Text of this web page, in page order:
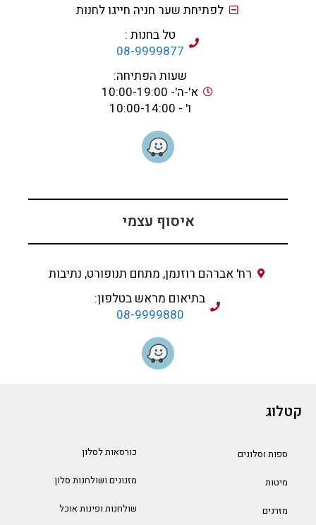
לפתיחת שער חניה חייגו לחנות
טל בחנות :
08-9999877
שעות הפתיחה:
א'-ה'- 10:00-19:00
ו' - 10:00-14:00
איסוף עצמי
רח' אברהם רוזנמן, מתחם תנופורט, נתיבות
בתיאום מראש בטלפון:
08-9999880
קטלוג
ספות וסלונים
מיטות
מזרנים
כורסאות לסלון
מזנונים ושולחנות סלון
שולחנות ופינות אוכל